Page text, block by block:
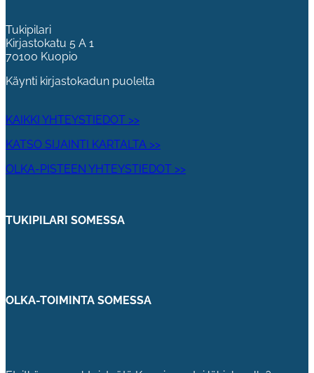
Tukipilari
Kirjastokatu 5 A 1
70100 Kuopio
Käynti kirjastokadun puolelta
KAIKKI YHTEYSTIEDOT >>
KATSO SIJAINTI KARTALTA >>
OLKA-PISTEEN YHTEYSTIEDOT >>
TUKIPILARI SOMESSA
OLKA-TOIMINTA SOMESSA